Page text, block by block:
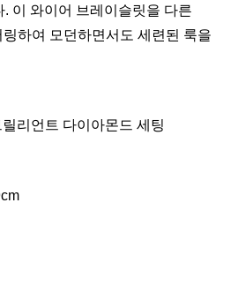
이 와이어 브레이슬릿을 다른
하여 모던하면서도 세련된 룩을
리언트 다이아몬드 세팅